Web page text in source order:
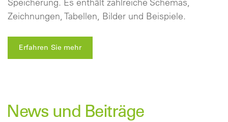
Zeichnungen, Tabellen, Bilder und Beispiele.
Erfahren Sie mehr
News und Beiträge